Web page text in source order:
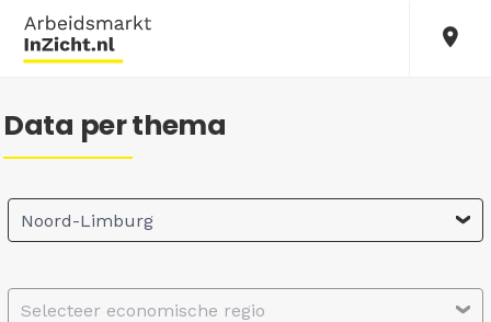
Data per thema
Noord-Limburg
Selecteer economische regio